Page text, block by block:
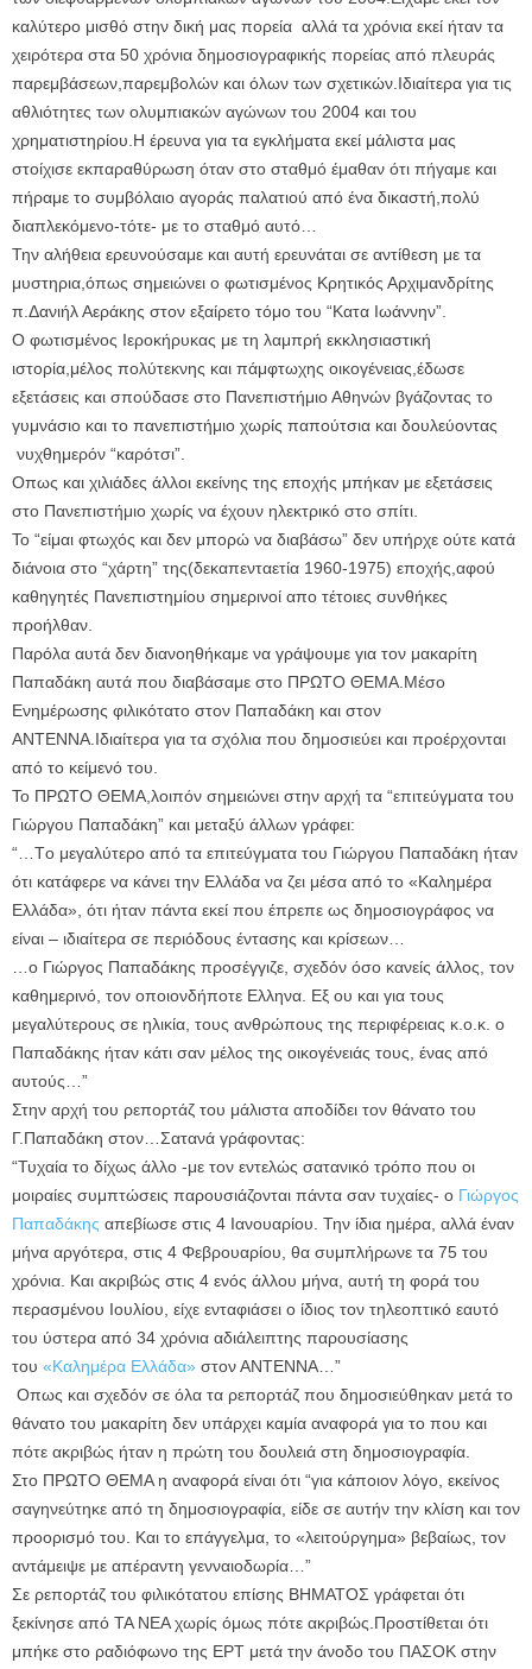
καλύτερο μισθό στην δική μας πορεία αλλά τα χρόνια εκεί ήταν τα
χειρότερα στα 50 χρόνια δημοσιογραφικής πορείας από πλευράς
παρεμβάσεων,παρεμβολών και όλων των σχετικών.Ιδιαίτερα για τις
αθλιότητες των ολυμπιακών αγώνων του 2004 και του
χρηματιστηρίου.Η έρευνα για τα εγκλήματα εκεί μάλιστα μας
στοίχισε εκπαραθύρωση όταν στο σταθμό έμαθαν ότι πήγαμε και
πήραμε το συμβόλαιο αγοράς παλατιού από ένα δικαστή,πολύ
διαπλεκόμενο-τότε- με το σταθμό αυτό…
Την αλήθεια ερευνούσαμε και αυτή ερευνάται σε αντίθεση με τα
μυστηρια,όπως σημειώνει ο φωτισμένος Κρητικός Αρχιμανδρίτης
π.Δανιήλ Αεράκης στον εξαίρετο τόμο του “Κατα Ιωάννην”.
Ο φωτισμένος Ιεροκήρυκας με τη λαμπρή εκκλησιαστική
ιστορία,μέλος πολύτεκνης και πάμφτωχης οικογένειας,έδωσε
εξετάσεις και σπούδασε στο Πανεπιστήμιο Αθηνών βγάζοντας το
γυμνάσιο και το πανεπιστήμιο χωρίς παπούτσια και δουλεύοντας
νυχθημερόν “καρότσι”.
Οπως και χιλιάδες άλλοι εκείνης της εποχής μπήκαν με εξετάσεις
στο Πανεπιστήμιο χωρίς να έχουν ηλεκτρικό στο σπίτι.
Το “είμαι φτωχός και δεν μπορώ να διαβάσω” δεν υπήρχε ούτε κατά
διάνοια στο “χάρτη” της(δεκαπενταετία 1960-1975) εποχής,αφού
καθηγητές Πανεπιστημίου σημερινοί απο τέτοιες συνθήκες
προήλθαν.
Παρόλα αυτά δεν διανοηθήκαμε να γράψουμε για τον μακαρίτη
Παπαδάκη αυτά που διαβάσαμε στο ΠΡΩΤΟ ΘΕΜΑ.Μέσο
Ενημέρωσης φιλικότατο στον Παπαδάκη και στον
ΑΝΤΕΝΝΑ.Ιδιαίτερα για τα σχόλια που δημοσιεύει και προέρχονται
από το κείμενό του.
Το ΠΡΩΤΟ ΘΕΜΑ,λοιπόν σημειώνει στην αρχή τα “επιτεύγματα του
Γιώργου Παπαδάκη” και μεταξύ άλλων γράφει:
“…Tο μεγαλύτερο από τα επιτεύγματα του Γιώργου Παπαδάκη ήταν
ότι κατάφερε να κάνει την Ελλάδα να ζει μέσα από το «Καλημέρα
Ελλάδα», ότι ήταν πάντα εκεί που έπρεπε ως δημοσιογράφος να
είναι – ιδιαίτερα σε περιόδους έντασης και κρίσεων…
…ο Γιώργος Παπαδάκης προσέγγιζε, σχεδόν όσο κανείς άλλος, τον
καθημερινό, τον οποιονδήποτε Ελληνα. Εξ ου και για τους
μεγαλύτερους σε ηλικία, τους ανθρώπους της περιφέρειας κ.ο.κ. ο
Παπαδάκης ήταν κάτι σαν μέλος της οικογένειάς τους, ένας από
αυτούς…”
Στην αρχή του ρεπορτάζ του μάλιστα αποδίδει τον θάνατο του
Γ.Παπαδάκη στον…Σατανά γράφοντας:
“Τυχαία το δίχως άλλο -με τον εντελώς σατανικό τρόπο που οι
μοιραίες συμπτώσεις παρουσιάζονται πάντα σαν τυχαίες- ο Γιώργος
Παπαδάκης απεβίωσε στις 4 Ιανουαρίου. Την ίδια ημέρα, αλλά έναν
μήνα αργότερα, στις 4 Φεβρουαρίου, θα συμπλήρωνε τα 75 του
χρόνια. Και ακριβώς στις 4 ενός άλλου μήνα, αυτή τη φορά του
περασμένου Ιουλίου, είχε ενταφιάσει ο ίδιος τον τηλεοπτικό εαυτό
του ύστερα από 34 χρόνια αδιάλειπτης παρουσίασης
του «Καλημέρα Ελλάδα» στον ΑΝΤΕΝΝΑ…”
Οπως και σχεδόν σε όλα τα ρεπορτάζ που δημοσιεύθηκαν μετά το
θάνατο του μακαρίτη δεν υπάρχει καμία αναφορά για το που και
πότε ακριβώς ήταν η πρώτη του δουλειά στη δημοσιογραφία.
Στο ΠΡΩΤΟ ΘΕΜΑ η αναφορά είναι ότι “για κάποιον λόγο, εκείνος
σαγηνεύτηκε από τη δημοσιογραφία, είδε σε αυτήν την κλίση και τον
προορισμό του. Και το επάγγελμα, το «λειτούργημα» βεβαίως, τον
αντάμειψε με απέραντη γενναιοδωρία…”
Σε ρεπορτάζ του φιλικότατου επίσης ΒΗΜΑΤΟΣ γράφεται ότι
ξεκίνησε από ΤΑ ΝΕΑ χωρίς όμως πότε ακριβώς.Προστίθεται ότι
μπήκε στο ραδιόφωνο της ΕΡΤ μετά την άνοδο του ΠΑΣΟΚ στην